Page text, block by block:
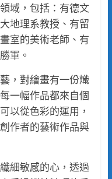
域，包括：有德文
地理系教授、有留
室的美術老師、有
軍。
，對繪畫有一份熾
一幅作品都來自個
以從色彩的運用，
作者的藝術作品與
細敏感的心，透過